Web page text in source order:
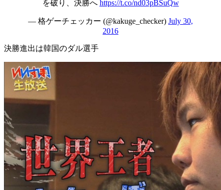
を破り、決勝へ https://t.co/nd03pBSuQw
— 格ゲーチェッカー (@kakuge_checker) July 30,
2016
決勝進出は韓国のダル選手